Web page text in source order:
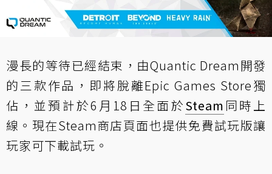
漫長的等待已經結束，由Quantic Dream開發
的三款作品，即將脫離Epic Games Store獨
佔，並預計於6月18日全面於Steam 同時上
線。現在Steam商店頁面也提供免費試玩版讓
玩家可下載試玩。